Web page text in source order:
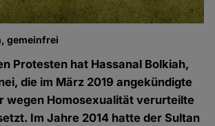
gemeinfrei
Protesten hat Hassanal Bolkiah,
die im März 2019 angekündigte
wegen Homosexualität verurteilte
Im Jahre 2014 hatte der Sultan